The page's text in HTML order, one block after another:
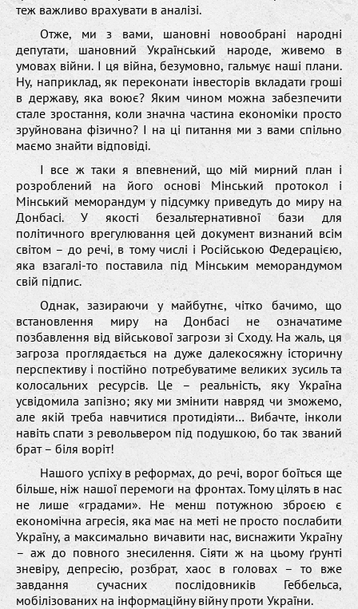
теж важливо врахувати в аналізі.
Отже, ми з вами, шановні новообрані народні
депутати, шановний Український народе, живемо в
умовах війни. І ця війна, безумовно, гальмує наші плани.
Ну, наприклад, як переконати інвесторів вкладати гроші
в державу, яка воює? Яким чином можна забезпечити
стале зростання, коли значна частина економіки просто
зруйнована фізично? І на ці питання ми з вами спільно
маємо знайти відповіді.
І все ж таки я впевнений, що мій мирний план і
розроблений на його основі Мінський протокол і
Мінський меморандум у підсумку приведуть до миру на
Донбасі. У якості безальтернативної бази для
політичного врегулювання цей документ визнаний всім
світом – до речі, в тому числі і Російською Федерацією,
яка взагалі-то поставила під Мінським меморандумом
свій підпис.
Однак, зазираючи у майбутнє, чітко бачимо, що
встановлення миру на Донбасі не означатиме
позбавлення від військової загрози зі Сходу. На жаль, ця
загроза проглядається на дуже далекосяжну історичну
перспективу і постійно потребуватиме великих зусиль та
колосальних ресурсів. Це – реальність, яку Україна
усвідомила запізно; яку ми змінити навряд чи зможемо,
але якій треба навчитися протидіяти… Вибачте, інколи
навіть спати з револьвером під подушкою, бо так званий
брат – біля воріт!
Нашого успіху в реформах, до речі, ворог боїться ще
більше, ніж нашої перемоги на фронтах. Тому цілять в нас
не лише «градами». Не менш потужною зброєю є
економічна агресія, яка має на меті не просто послабити
Україну, а максимально вичавити нас, виснажити Україну
– аж до повного знесилення. Сіяти ж на цьому ґрунті
зневіру, депресію, розбрат, хаос в головах – то вже
завдання сучасних послідовників Геббельса,
мобілізованих на інформаційну війну проти України.